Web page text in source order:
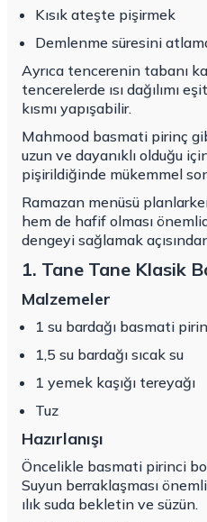
Kısık ateşte pişirmek
Demlenme süresini
Ayrıca tencerenin tabanı
tencerelerde ısı dağılımı
kısmı yapışabilir.
Mahmood basmati pirinç
uzun ve dayanıklı olduğu
pişirildiğinde mükemmel
Ramazan menüsü
hem de hafif olması
dengeyi sağlamak
1. Tane Tane Klasik
Malzemeler
1 su bardağı basmati
1,5 su bardağı sıcak su
1 yemek kaşığı tereyağı
Tuz
Hazırlanışı
Öncelikle basmati pirinci
Suyun berraklaşması
ılık suda bekletin ve süzün.